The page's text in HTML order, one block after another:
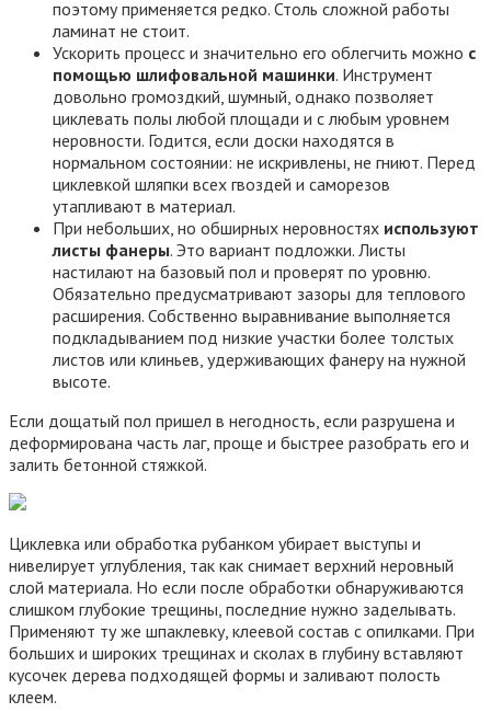
поэтому применяется редко. Столь сложной работы
ламинат не стоит.
Ускорить процесс и значительно его облегчить можно с
помощью шлифовальной машинки. Инструмент
довольно громоздкий, шумный, однако позволяет
циклевать полы любой площади и с любым уровнем
неровности. Годится, если доски находятся в
нормальном состоянии: не искривлены, не гниют. Перед
циклевкой шляпки всех гвоздей и саморезов
утапливают в материал.
При небольших, но обширных неровностях используют
листы фанеры. Это вариант подложки. Листы
настилают на базовый пол и проверят по уровню.
Обязательно предусматривают зазоры для теплового
расширения. Собственно выравнивание выполняется
подкладыванием под низкие участки более толстых
листов или клиньев, удерживающих фанеру на нужной
высоте.
Если дощатый пол пришел в негодность, если разрушена и
деформирована часть лаг, проще и быстрее разобрать его и
залить бетонной стяжкой.
Циклевка или обработка рубанком убирает выступы и
нивелирует углубления, так как снимает верхний неровный
слой материала. Но если после обработки обнаруживаются
слишком глубокие трещины, последние нужно заделывать.
Применяют ту же шпаклевку, клеевой состав с опилками. При
больших и широких трещинах и сколах в глубину вставляют
кусочек дерева подходящей формы и заливают полость
клеем.